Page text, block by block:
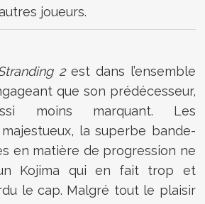
joueurs.
2est dans l’ensemble
que son prédécesseur,
moins marquant. Les
la superbe bande-
en matière de progression ne
Kojima qui en fait trop et
le cap. Malgré tout le plaisir